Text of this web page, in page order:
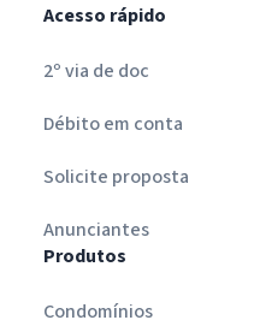
Acesso rápido
2º via de doc
Débito em conta
Solicite proposta
Anunciantes
Produtos
Condomínios